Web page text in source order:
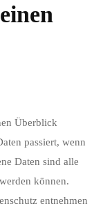
Überblick
passiert, wenn
Daten sind alle
können.
entnehmen